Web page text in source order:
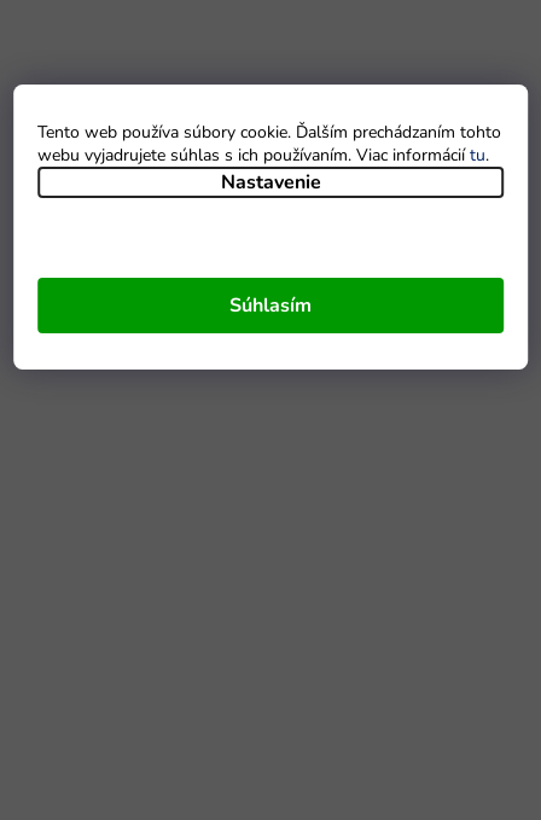
Tento web používa súbory cookie. Ďalším prechádzaním tohto
webu vyjadrujete súhlas s ich používaním. Viac informáciítu.
Nastavenie
Súhlasím